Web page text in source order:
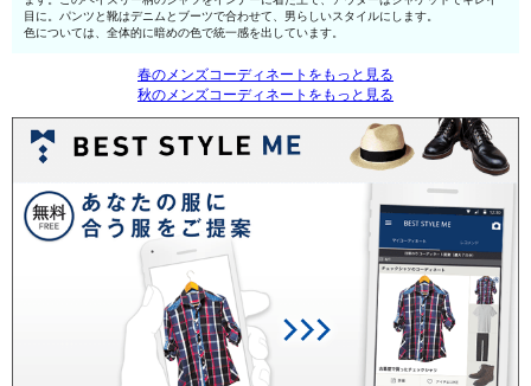
目に。パンツと靴はデニムとブーツで合わせて、男らしいスタイルにします。
色については、全体的に暗めの色で統一感を出しています。
春のメンズコーディネートをもっと見る
秋のメンズコーディネートをもっと見る